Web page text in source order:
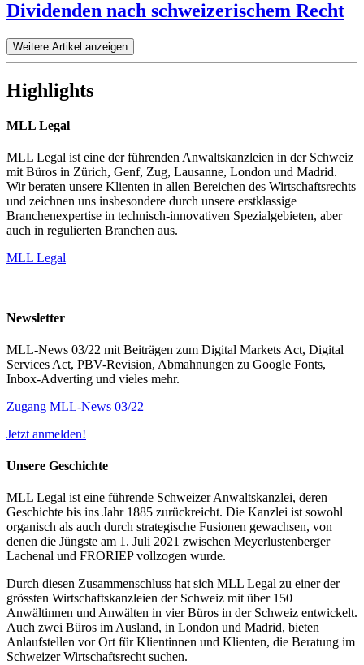
Dividenden nach schweizerischem Recht
Weitere Artikel anzeigen
Highlights
MLL Legal
MLL Legal ist eine der führenden Anwaltskanzleien in der Schweiz
mit Büros in Zürich, Genf, Zug, Lausanne, London und Madrid.
Wir beraten unsere Klienten in allen Bereichen des Wirtschaftsrechts
und zeichnen uns insbesondere durch unsere erstklassige
Branchenexpertise in technisch-innovativen Spezialgebieten, aber
auch in regulierten Branchen aus.
MLL Legal
Newsletter
MLL-News 03/22 mit Beiträgen zum Digital Markets Act, Digital
Services Act, PBV-Revision, Abmahnungen zu Google Fonts,
Inbox-Adverting und vieles mehr.
Zugang MLL-News 03/22
Jetzt anmelden!
Unsere Geschichte
MLL Legal ist eine führende Schweizer Anwaltskanzlei, deren
Geschichte bis ins Jahr 1885 zurückreicht. Die Kanzlei ist sowohl
organisch als auch durch strategische Fusionen gewachsen, von
denen die Jüngste am 1. Juli 2021 zwischen Meyerlustenberger
Lachenal und FRORIEP vollzogen wurde.
Durch diesen Zusammenschluss hat sich MLL Legal zu einer der
grössten Wirtschaftskanzleien der Schweiz mit über 150
Anwältinnen und Anwälten in vier Büros in der Schweiz entwickelt.
Auch zwei Büros im Ausland, in London und Madrid, bieten
Anlaufstellen vor Ort für Klientinnen und Klienten, die Beratung im
Schweizer Wirtschaftsrecht suchen.